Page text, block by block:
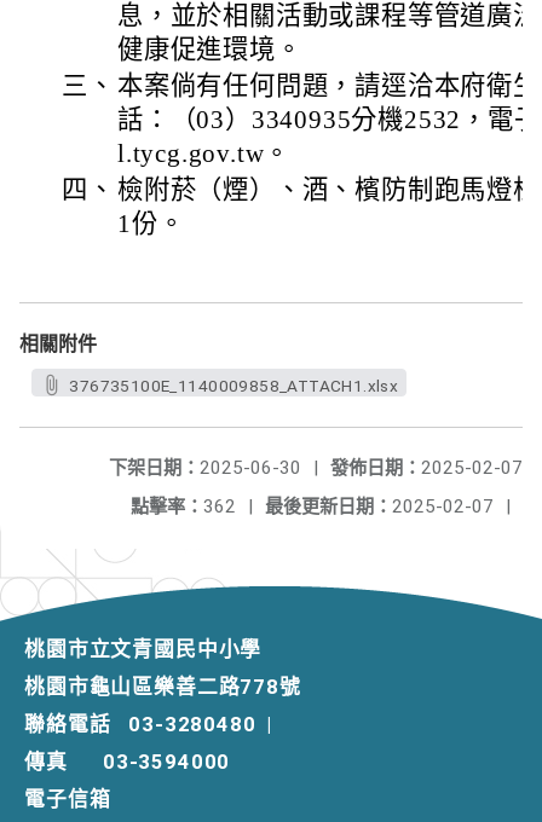
息，並於相關活動或課程等管道廣
健康促進環境。
三、 本案倘有任何問題，請逕洽本府衛
話：（03）3340935分機2532，電
l.tycg.gov.tw。
四、 檢附菸（煙）、酒、檳防制跑馬燈
1份。
相關附件
376735100E_1140009858_ATTACH1.xlsx
發佈日期： 2025-02-07
下架日期： 2025-06-30
|
最後更新日期： 2025-02-07 |
點擊率： 362 |
桃園市立文青國民中小學
桃園市龜山區樂善二路778號
聯絡電話
03-3280480 |
傳真
03-3594000
電子信箱